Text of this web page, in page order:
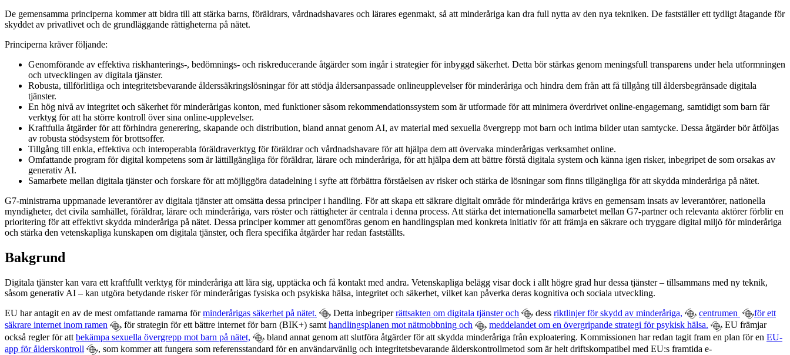
De gemensamma principerna kommer att bidra till att stärka barns, föräldrars, vårdnadshavares och lärares egenmakt, så att minderåriga kan dra full nytta av den nya tekniken. De fastställer ett tydligt åtagande för
skyddet av privatlivet och de grundläggande rättigheterna på nätet.
Principerna kräver följande:
Genomförande av effektiva riskhanterings-, bedömnings- och riskreducerande åtgärder som ingår i strategier för inbyggd säkerhet. Detta bör stärkas genom meningsfull transparens under hela utformningen
och utvecklingen av digitala tjänster.
Robusta, tillförlitliga och integritetsbevarande ålderssäkringslösningar för att stödja åldersanpassade onlineupplevelser för minderåriga och hindra dem från att få tillgång till åldersbegränsade digitala
tjänster.
En hög nivå av integritet och säkerhet för minderårigas konton, med funktioner såsom rekommendationssystem som är utformade för att minimera överdrivet online-engagemang, samtidigt som barn får
verktyg för att ha större kontroll över sina online-upplevelser.
Kraftfulla åtgärder för att förhindra generering, skapande och distribution, bland annat genom AI, av material med sexuella övergrepp mot barn och intima bilder utan samtycke. Dessa åtgärder bör åtföljas
av robusta stödsystem för brottsoffer.
Tillgång till enkla, effektiva och interoperabla föräldraverktyg för föräldrar och vårdnadshavare för att hjälpa dem att övervaka minderårigas verksamhet online.
Omfattande program för digital kompetens som är lättillgängliga för föräldrar, lärare och minderåriga, för att hjälpa dem att bättre förstå digitala system och känna igen risker, inbegripet de som orsakas av
generativ AI.
Samarbete mellan digitala tjänster och forskare för att möjliggöra datadelning i syfte att förbättra förståelsen av risker och stärka de lösningar som finns tillgängliga för att skydda minderåriga på nätet.
G7-ministrarna uppmanade leverantörer av digitala tjänster att omsätta dessa principer i handling. För att skapa ett säkrare digitalt område för minderåriga krävs en gemensam insats av leverantörer, nationella
myndigheter, det civila samhället, föräldrar, lärare och minderåriga, vars röster och rättigheter är centrala i denna process. Att stärka det internationella samarbetet mellan G7-partner och relevanta aktörer förblir en
prioritering för att effektivt skydda minderåriga på nätet. Dessa principer kommer att genomföras genom en handlingsplan med konkreta initiativ för att främja en säkrare och tryggare digital miljö för minderåriga
och stärka den vetenskapliga kunskapen om digitala tjänster, och flera specifika åtgärder har redan fastställts.
Bakgrund
Digitala tjänster kan vara ett kraftfullt verktyg för minderåriga att lära sig, upptäcka och få kontakt med andra. Vetenskapliga belägg visar dock i allt högre grad hur dessa tjänster – tillsammans med ny teknik,
såsom generativ AI – kan utgöra betydande risker för minderårigas fysiska och psykiska hälsa, integritet och säkerhet, vilket kan påverka deras kognitiva och sociala utveckling.
EU har antagit en av de mest omfattande ramarna förminderårigas säkerhet på nätet. Detta inbegriperrättsakten om digitala tjänster och dess riktlinjer för skydd av minderåriga, centrumen
för ett
säkrare internet inom ramen
för strategin för ett bättre internet för barn (BIK+) samthandlingsplanen mot nätmobbning och meddelandet om en övergripande strategi för psykisk hälsa.
EU främjar
också regler för att bekämpa sexuella övergrepp mot barn på nätet, bland annat genom att slutföra åtgärder för att skydda minderåriga från exploatering. Kommissionen har redan tagit fram en plan för en EU-
app för ålderskontroll
, som kommer att fungera som referensstandard för en användarvänlig och integritetsbevarande ålderskontrollmetod som är helt driftskompatibel med EU:s framtida e-